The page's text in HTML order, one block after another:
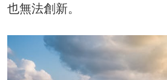
也無法創新。